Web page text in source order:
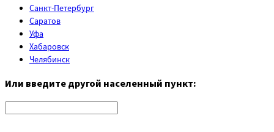
Санкт-Петербург
Саратов
Уфа
Хабаровск
Челябинск
Или введите другой населенный пункт: